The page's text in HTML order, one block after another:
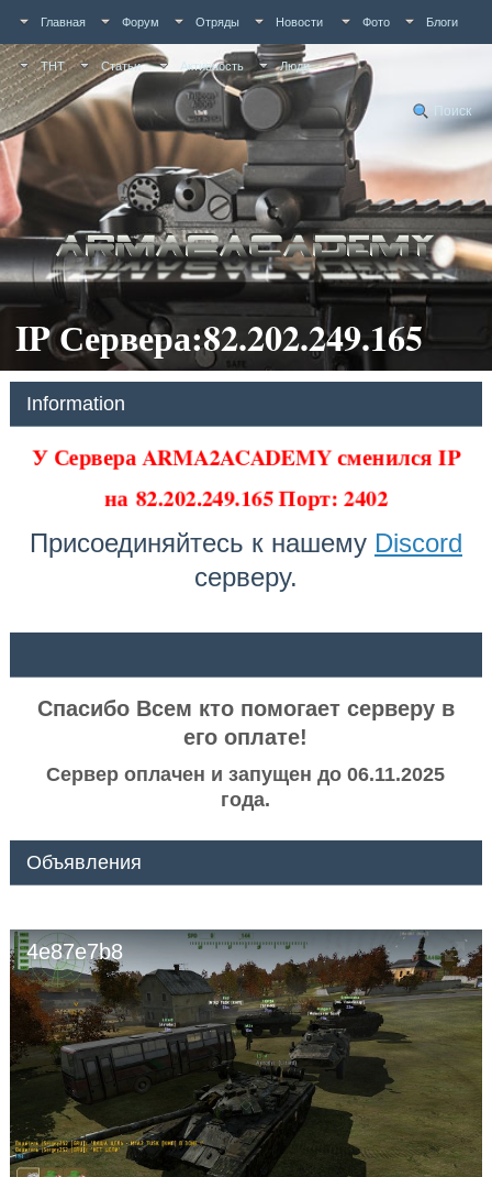
Главная Форум Отряды Новости Фото Блоги
ТНТ Статьи Активность Люди
Поиск
IP Сервера:82.202.249.165
Information
У Сервера ARMA2ACADEMY сменился IP
на 82.202.249.165 Порт: 2402
Присоединяйтесь к нашему Discord
серверу.
Спасибо Всем кто помогает серверу в
его оплате!
Сервер оплачен и запущен до 06.11.2025
года.
Объявления
4e87e7b8